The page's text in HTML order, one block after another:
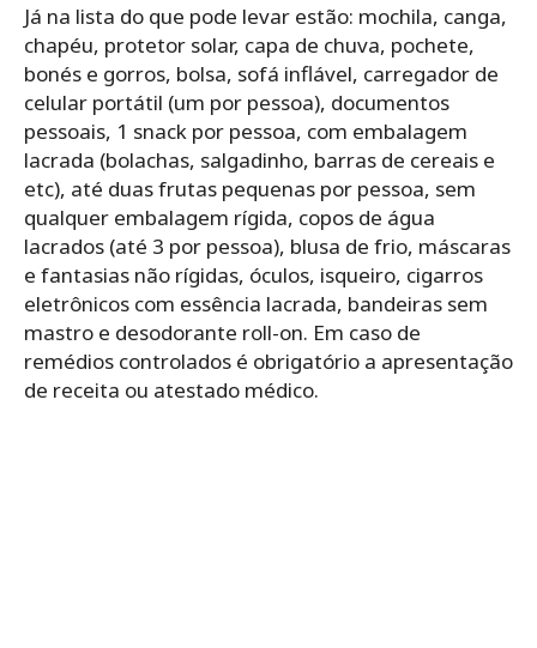
Já na lista do que pode levar estão: mochila, canga,
chapéu, protetor solar, capa de chuva, pochete,
bonés e gorros, bolsa, sofá inflável, carregador de
celular portátil (um por pessoa), documentos
pessoais, 1 snack por pessoa, com embalagem
lacrada (bolachas, salgadinho, barras de cereais e
etc), até duas frutas pequenas por pessoa, sem
qualquer embalagem rígida, copos de água
lacrados (até 3 por pessoa), blusa de frio, máscaras
e fantasias não rígidas, óculos, isqueiro, cigarros
eletrônicos com essência lacrada, bandeiras sem
mastro e desodorante roll-on. Em caso de
remédios controlados é obrigatório a apresentação
de receita ou atestado médico.